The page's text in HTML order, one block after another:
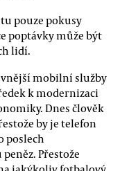
pouze pokusy
poptávky může být
lidí.
mobilní služby
k modernizaci
Dnes člověk
by je telefon
poslech
Přestože